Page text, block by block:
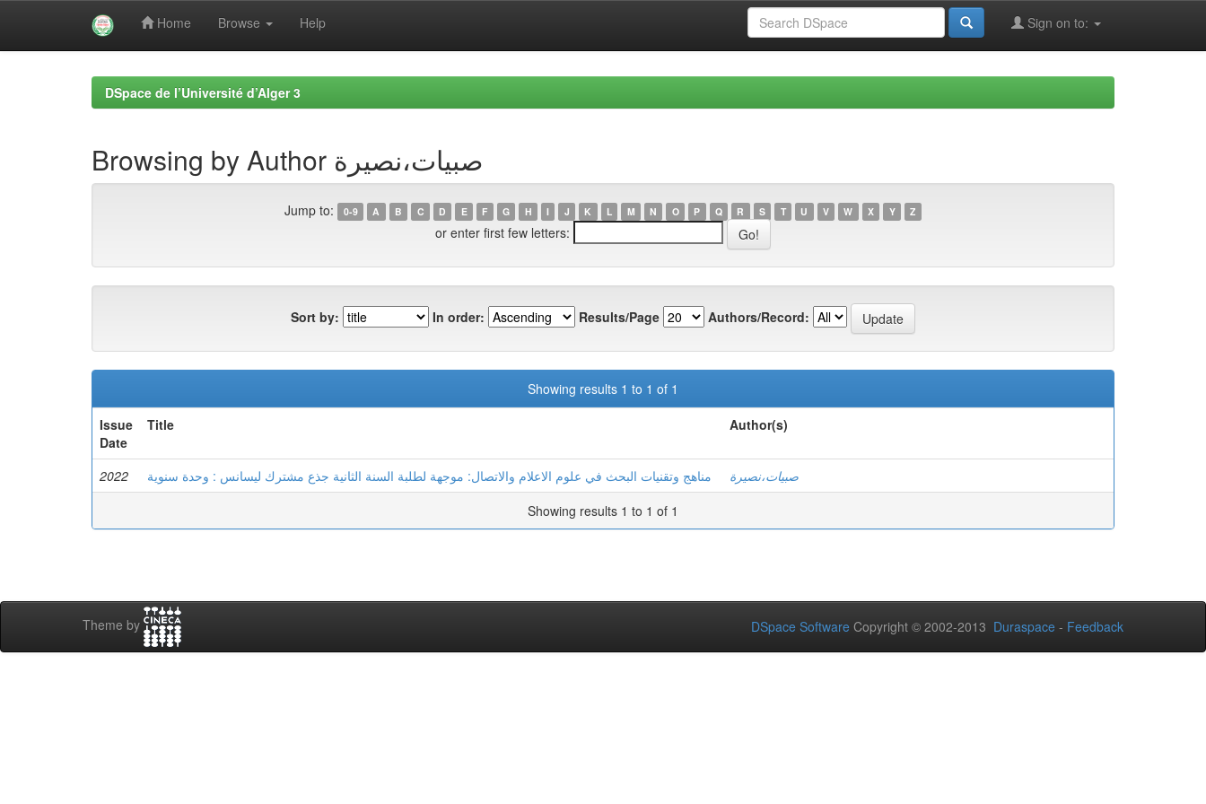
Home Browse Help Sign on to:
DSpace de l’Université d’Alger 3
Browsing by Author صبيات،نصيرة
Jump to: 0-9 A B C D E F G H I J K L M N O P Q R S T U V W X Y Z
or enter first few letters:
Sort by: In order: Results/Page Authors/Record:
Showing results 1 to 1 of 1
Issue
Date
Title Author(s)
2022 مناهج وتقنيات البحث في علوم الاعلام والاتصال: موجهة لطلبة السنة الثانية جذع مشترك ليسانس : وحدة سنوية
صبيات،نصيرة
Showing results 1 to 1 of 1
Theme by DSpace Software Copyright © 2002-2013 Duraspace - Feedback